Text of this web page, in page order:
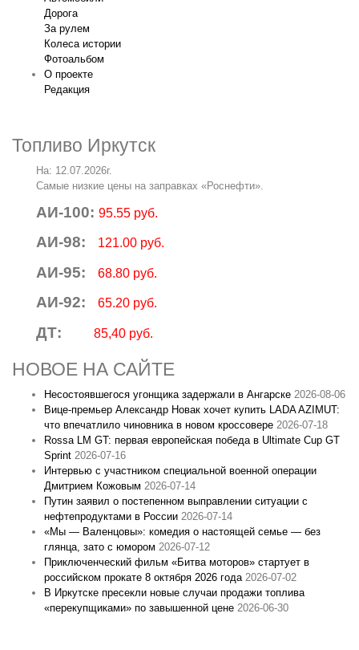
Дорога
За рулем
Колеса истории
Фотоальбом
О проекте
Редакция
Топливо Иркутск
На: 12.07.2026г.
Самые низкие цены на заправках «Роснефти».
АИ-100: 95.55 руб.
АИ-98: 121.00 руб.
АИ-95: 68.80 руб.
АИ-92: 65.20 руб.
ДТ: 85,40 руб.
НОВОЕ НА САЙТЕ
Несостоявшегося угонщика задержали в Ангарске 2026-08-06
Вице‑премьер Александр Новак хочет купить LADA AZIMUT:
что впечатлило чиновника в новом кроссовере 2026-07-18
Rossa LM GT: первая европейская победа в Ultimate Cup GT
Sprint 2026-07-16
Интервью с участником специальной военной операции
Дмитрием Кожовым 2026-07-14
Путин заявил о постепенном выправлении ситуации с
нефтепродуктами в России 2026-07-14
«Мы — Валенцовы»: комедия о настоящей семье — без
глянца, зато с юмором 2026-07-12
Приключенческий фильм «Битва моторов» стартует в
российском прокате 8 октября 2026 года 2026-07-02
В Иркутске пресекли новые случаи продажи топлива
«перекупщиками» по завышенной цене 2026-06-30